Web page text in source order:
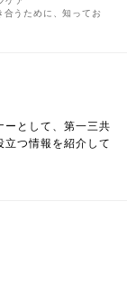
合うために、知ってお
ーとして、第一三共
つ情報を紹介して